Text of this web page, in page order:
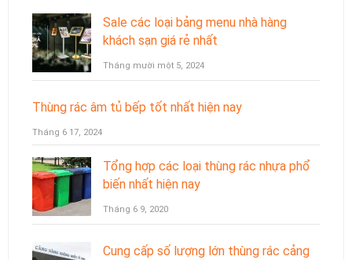
Sale các loại bảng menu nhà hàng
khách sạn giá rẻ nhất
Tháng mười một 5, 2024
Thùng rác âm tủ bếp tốt nhất hiện nay
Tháng 6 17, 2024
Tổng hợp các loại thùng rác nhựa phổ
biến nhất hiện nay
Tháng 6 9, 2020
Cung cấp số lượng lớn thùng rác cảng